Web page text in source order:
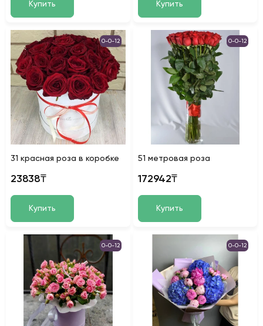
Купить Купить
0-0-12
31 красная роза в коробке
23838₸
Купить
0-0-12
51 метровая роза
172942₸
Купить
0-0-12 0-0-12